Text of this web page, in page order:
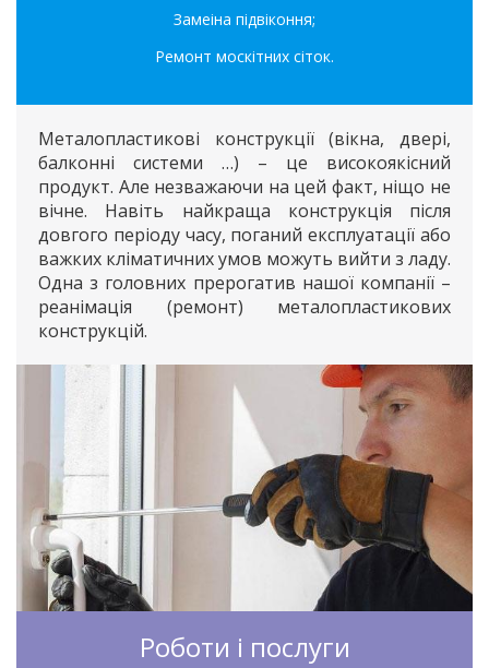
Замеіна підвіконня;
Ремонт москітних сіток.
Металопластикові конструкції (вікна, двері,
балконні системи …) – це високоякісний
продукт. Але незважаючи на цей факт, ніщо не
вічне. Навіть найкраща конструкція після
довгого періоду часу, поганий експлуатації або
важких кліматичних умов можуть вийти з ладу.
Одна з головних прерогатив нашої компанії –
реанімація (ремонт) металопластикових
конструкцій.
Роботи і послуги